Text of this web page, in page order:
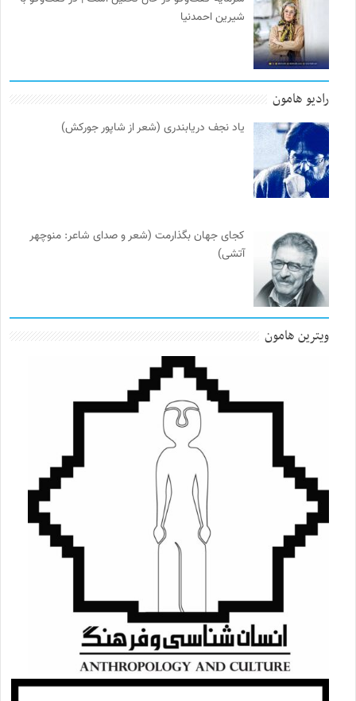
شیرین احمدنیا
رادیو هامون
یاد نجف دریابندری (شعر از شاپور جورکش)
کجای جهان بگذارمت (شعر و صدای شاعر: منوچهر
آتشی)
ویترین هامون